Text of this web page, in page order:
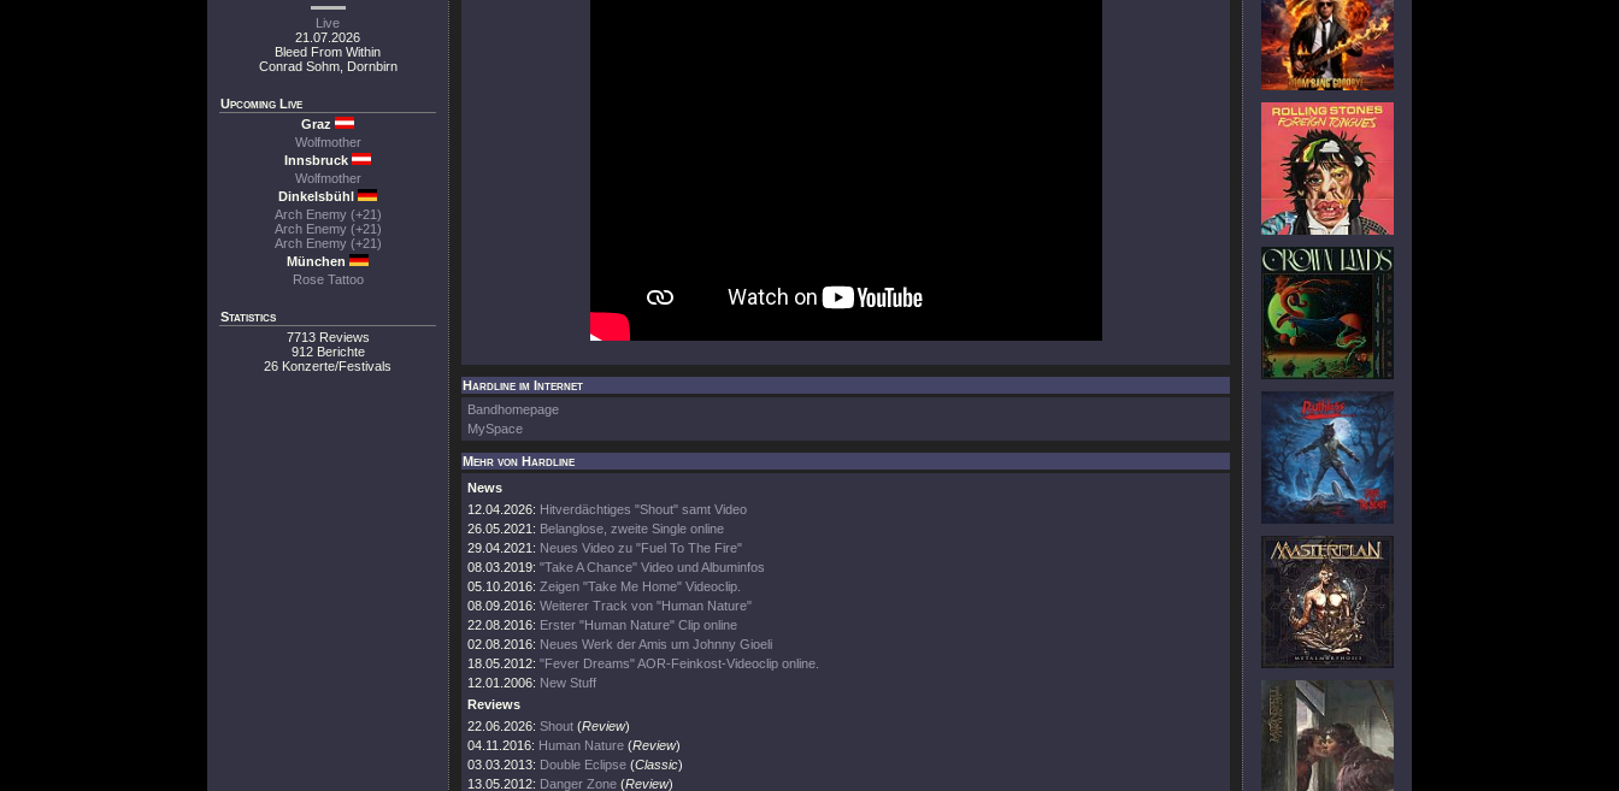
Live
21.07.2026
Bleed From Within
Conrad Sohm, Dornbirn
Upcoming Live
Graz
Wolfmother
Innsbruck
Wolfmother
Dinkelsbühl
Arch Enemy (+21)
Arch Enemy (+21)
Arch Enemy (+21)
München
Rose Tattoo
Statistics
7713 Reviews
912 Berichte
26 Konzerte/Festivals
Hardline im Internet
Bandhomepage
MySpace
Mehr von Hardline
News
12.04.2026: Hitverdächtiges "Shout" samt Video
26.05.2021: Belanglose, zweite Single online
29.04.2021: Neues Video zu "Fuel To The Fire"
08.03.2019: "Take A Chance" Video und Albuminfos
05.10.2016: Zeigen "Take Me Home" Videoclip.
08.09.2016: Weiterer Track von "Human Nature"
22.08.2016: Erster "Human Nature" Clip online
02.08.2016: Neues Werk der Amis um Johnny Gioeli
18.05.2012: "Fever Dreams" AOR-Feinkost-Videoclip online.
12.01.2006: New Stuff
Reviews
22.06.2026: Shout (Review)
04.11.2016: Human Nature (Review)
03.03.2013: Double Eclipse (Classic)
13.05.2012: Danger Zone (Review)